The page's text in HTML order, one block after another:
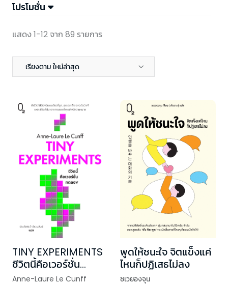
โปรโมชั่น
แสดง 1-12 จาก 89 รายการ
เรียงตาม ใหม่ล่าสุด
TINY EXPERIMENTS
ชีวิตนี้คือเวอร์ชั่น
ทดลอง
Anne-Laure Le Cunff
พูดให้ชนะใจ จิตแข็งแค่
ไหนก็ปฏิเสธไม่ลง
ชเวยองจุน